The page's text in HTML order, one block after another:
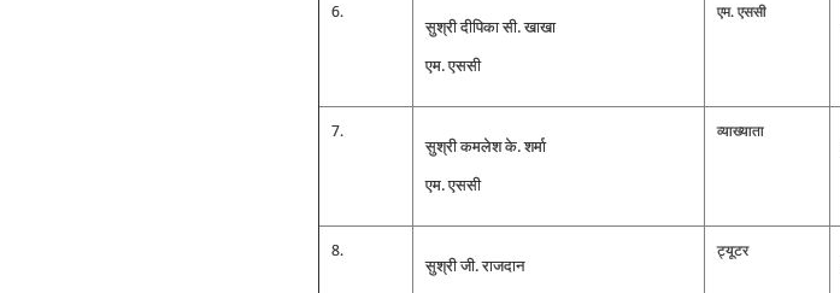
6.
सुश्री दीपिका सी. खाखा
एम. एससी
एम. एससी
7.
सुश्री कमलेश के. शर्मा
एम. एससी
व्‍याख्‍याता
8.
सुश्री जी. राजदान
ट्यूटर